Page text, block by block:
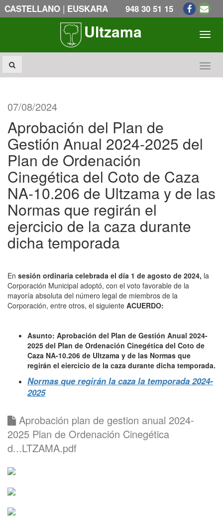
CASTELLANO | EUSKARA 948 30 51 15
Ultzama
07/08/2024
Aprobación del Plan de
Gestión Anual 2024-2025 del
Plan de Ordenación
Cinegética del Coto de Caza
NA-10.206 de Ultzama y de las
Normas que regirán el
ejercicio de la caza durante
dicha temporada
En sesión ordinaria celebrada el día 1 de agosto de 2024, la
Corporación Municipal adoptó, con el voto favorable de la
mayoría absoluta del número legal de miembros de la
Corporación, entre otros, el siguiente ACUERDO:
Asunto: Aprobación del Plan de Gestión Anual 2024-
2025 del Plan de Ordenación Cinegética del Coto de
Caza NA-10.206 de Ultzama y de las Normas que
regirán el eiercicio de la caza durante dicha temporada.
Normas que regirán la caza la temporada 2024-
2025
Aprobación plan de gestion anual 2024-
2025 Plan de Ordenación Cinegética
d...LTZAMA.pdf